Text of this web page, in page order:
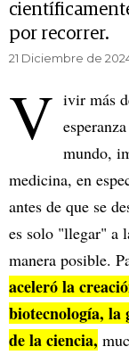
por recorrer.
21 Diciembre de
V ivir más
mundo,
medicina, en
antes de que se
es solo "llegar" a
manera posible.
aceleró la
biotecnología, la
de la ciencia,